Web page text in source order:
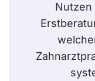
Nutzen